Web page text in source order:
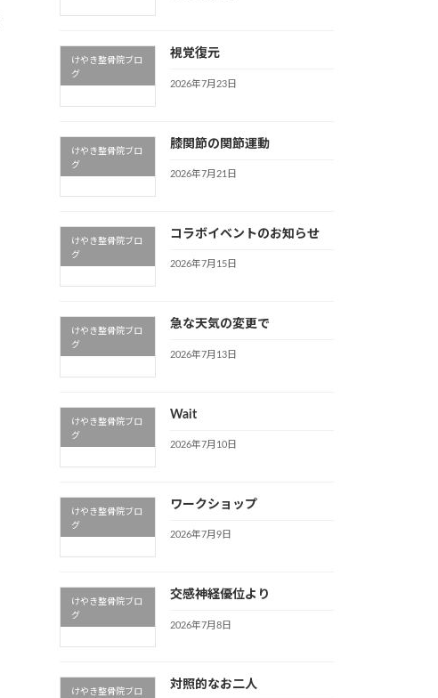
けやき整骨院ブロ
グ
視覚復元
2026年7月23日
けやき整骨院ブロ
グ
膝関節の関節運動
2026年7月21日
けやき整骨院ブロ
グ
コラボイベントのお知らせ
2026年7月15日
けやき整骨院ブロ
グ
急な天気の変更で
2026年7月13日
けやき整骨院ブロ
グ
Wait
2026年7月10日
けやき整骨院ブロ
グ
ワークショップ
2026年7月9日
けやき整骨院ブロ
グ
交感神経優位より
2026年7月8日
けやき整骨院ブロ
対照的なお二人